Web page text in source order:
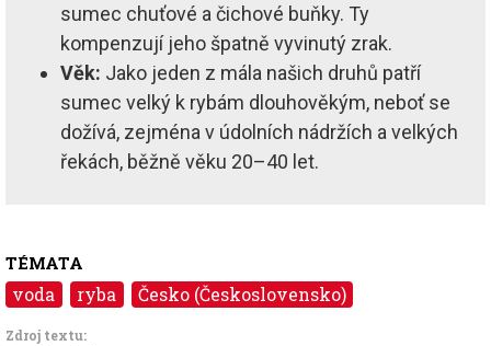
sumec chuťové a čichové buňky. Ty
kompenzují jeho špatně vyvinutý zrak.
Věk: Jako jeden z mála našich druhů patří
sumec velký k rybám dlouhověkým, neboť se
dožívá, zejména v údolních nádržích a velkých
řekách, běžně věku 20–40 let.
TÉMATA
voda ryba Česko (Československo)
Zdroj textu: